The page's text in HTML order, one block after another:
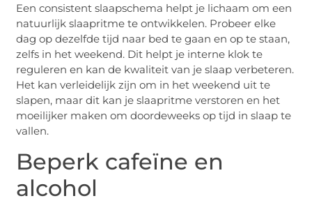
Een consistent slaapschema helpt je lichaam om een
natuurlijk slaapritme te ontwikkelen. Probeer elke
dag op dezelfde tijd naar bed te gaan en op te staan,
zelfs in het weekend. Dit helpt je interne klok te
reguleren en kan de kwaliteit van je slaap verbeteren.
Het kan verleidelijk zijn om in het weekend uit te
slapen, maar dit kan je slaapritme verstoren en het
moeilijker maken om doordeweeks op tijd in slaap te
vallen.
Beperk cafeïne en
alcohol